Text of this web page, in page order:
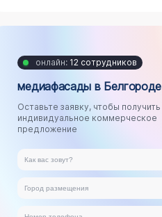
онлайн: 12 сотрудников
медиафасады в Белгороде
Оставьте заявку, чтобы получить
индивидуальное коммерческое
предложение